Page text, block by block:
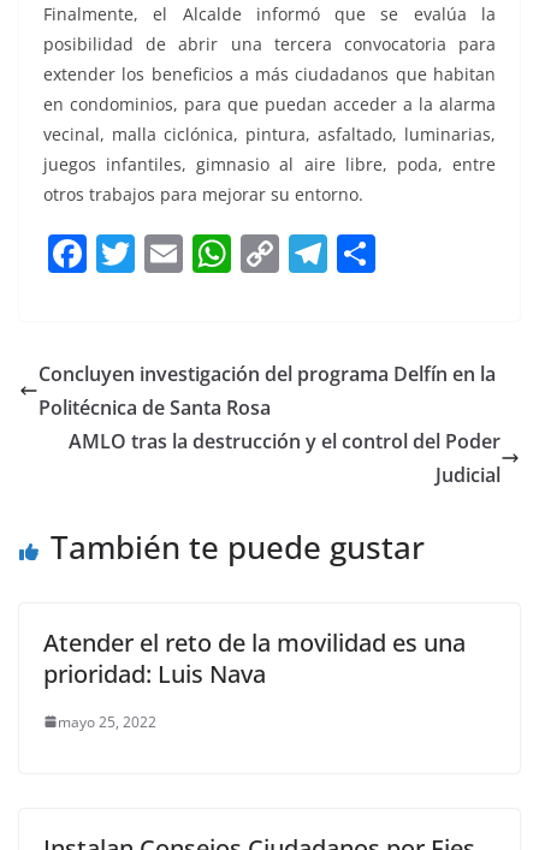
Finalmente, el Alcalde informó que se evalúa la
posibilidad de abrir una tercera convocatoria para
extender los beneficios a más ciudadanos que habitan
en condominios, para que puedan acceder a la alarma
vecinal, malla ciclónica, pintura, asfaltado, luminarias,
juegos infantiles, gimnasio al aire libre, poda, entre
otros trabajos para mejorar su entorno.
F
a
e
b
o
T
w
er
E
m
l
W
h
s
A
p
C
o
y
n
T
el
gr
m
e
Concluyen investigación del programa Delfín en la
Politécnica de Santa Rosa
AMLO tras la destrucción y el control del Poder
Judicial
También te puede gustar
Atender el reto de la movilidad es una
prioridad: Luis Nava
mayo 25, 2022